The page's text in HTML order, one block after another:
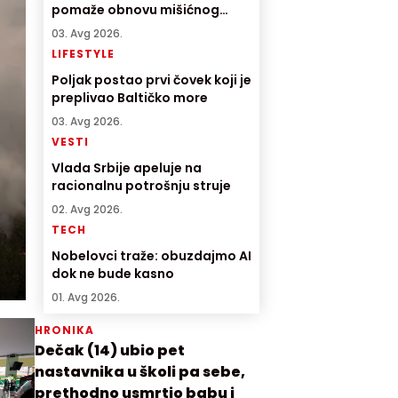
pomaže obnovu mišićnog
tkiva
03. Avg 2026.
LIFESTYLE
Poljak postao prvi čovek koji je
preplivao Baltičko more
03. Avg 2026.
VESTI
Vlada Srbije apeluje na
racionalnu potrošnju struje
02. Avg 2026.
TECH
Nobelovci traže: obuzdajmo AI
dok ne bude kasno
01. Avg 2026.
HRONIKA
Dečak (14) ubio pet
nastavnika u školi pa sebe,
prethodno usmrtio babu i